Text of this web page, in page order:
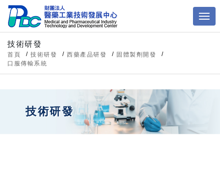
技術研發
首頁 技術研發 西藥產品研發
固體製劑開發
口服傳輸系統
技術研發